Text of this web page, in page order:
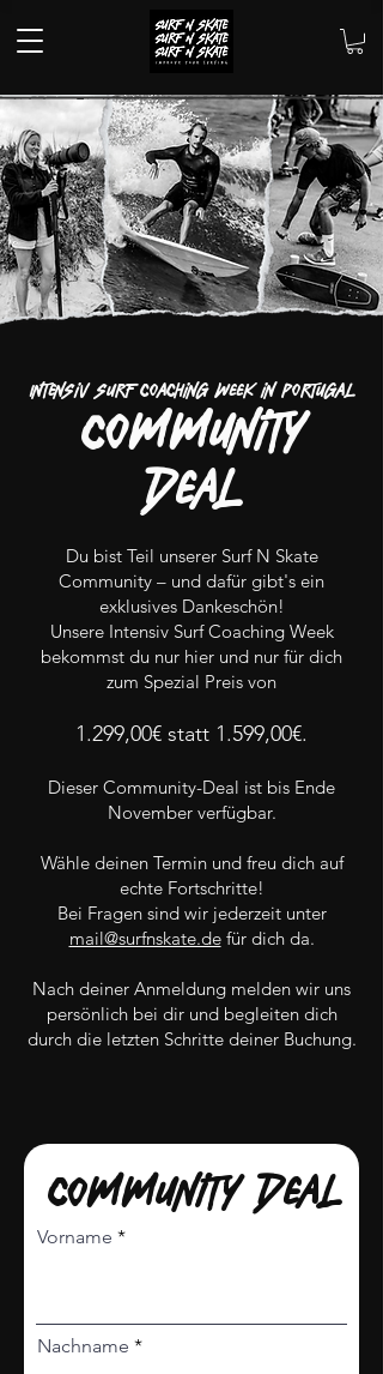
Intensiv surf Coaching Week in portugal
Community
deal
Du bist Teil unserer Surf N Skate
Community – und dafür gibt's ein
exklusives Dankeschön!
Unsere Intensiv Surf Coaching Week
bekommst du nur hier und nur für dich
zum Spezial Preis von
1.299,00€ statt 1.599,00€.
Dieser Community-Deal ist bis Ende
November verfügbar.
Wähle deinen Termin und freu dich auf
echte Fortschritte!
Bei Fragen sind wir jederzeit unter
mail@surfnskate.defür dich da.
Nach deiner Anmeldung melden wir uns
persönlich bei dir und begleiten dich
durch die letzten Schritte deiner Buchung.
community deal
Vorname
Nachname